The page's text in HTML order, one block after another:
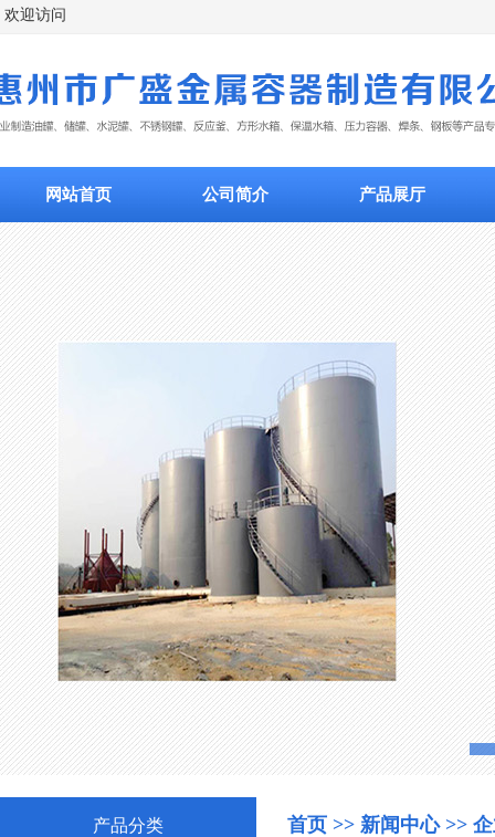
欢迎访问
网站首页 公司简介 产品展厅
产品分类 首页 >> 新闻中心>>